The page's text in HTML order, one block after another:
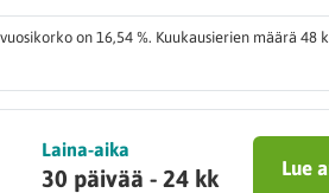
on 16,54 %. Kuukausierien määrä 48
Laina-aika
30 päivää - 24 kk Lue